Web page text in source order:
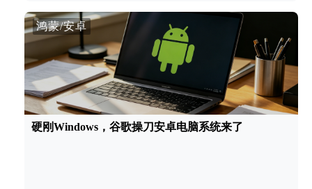
鸿蒙/安卓
硬刚Windows，谷歌操刀安卓电脑系统来了